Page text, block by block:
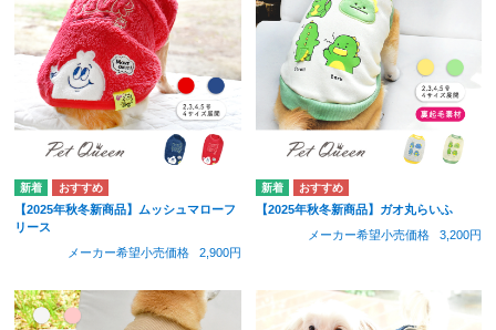
【2025年秋冬新商品】ムッシュマローフ
リース
メーカー希望小売価格
2,900円
【2025年秋冬新商品】ガオ丸らいふ
メーカー希望小売価格
3,200円